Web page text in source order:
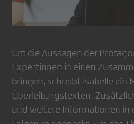
Um die Aussagen der
Expertinnen in einen
bringen, schreibt Isabelle ein
Überleitungstexten.
und weitere Informationen in